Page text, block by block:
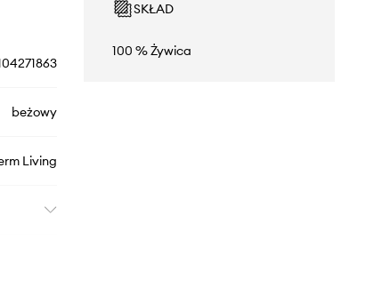
beżowy
Living
SKŁAD
100 % Żywica